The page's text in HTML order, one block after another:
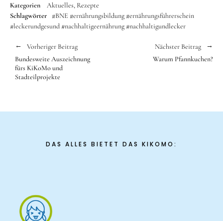
Kategorien Aktuelles Rezepte
Schlagwörter
#BNE #ernährungsbildung #ernährungsführerschein
#leckerundgesund #nachhaltigeernährung #nachhaltigundlecker
Vorheriger Beitrag
Bundesweite Auszeichnung
fürs KiKoMo und
Stadteilprojekte
Nächster Beitrag
Warum Pfannkuchen?
DAS ALLES BIETET DAS KIKOMO: